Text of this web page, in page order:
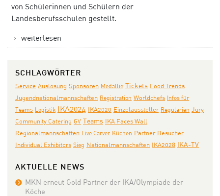
von Schülerinnen und Schülern der
Landesberufsschulen gestellt.
weiterlesen
SCHLAGWÖRTER
Service Auslosung Sponsoren Medallie Tickets Food Trends
Jugendnationalmannschaften Registration Worldchefs Infos für
Teams Logistik IKA2024 IKA2020 Einzelaussteller Regularien Jury
Community Catering GV Teams IKA Faces Wall
Regionalmannschaften Live Carver Küchen Partner Besucher
Individual Exhibitors Sieg Nationalmannschaften IKA2028 IKA-TV
AKTUELLE NEWS
MKN erneut Gold Partner der IKA/Olympiade der
Köche